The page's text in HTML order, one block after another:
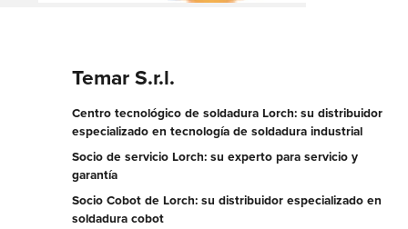
Temar S.r.l.
Centro tecnológico de soldadura Lorch: su distribuidor
especializado en tecnología de soldadura industrial
Socio de servicio Lorch: su experto para servicio y
garantía
Socio Cobot de Lorch: su distribuidor especializado en
soldadura cobot